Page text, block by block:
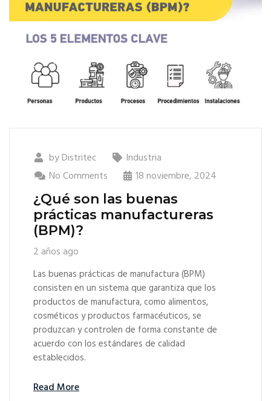
byDistritec
Industria
No Comments
18 noviembre, 2024
¿Qué son las buenas
prácticas manufactureras
(BPM)?
2 años ago
Las buenas prácticas de manufactura (BPM)
consisten en un sistema que garantiza que los
productos de manufactura, como alimentos,
cosméticos y productos farmacéuticos, se
produzcan y controlen de forma constante de
acuerdo con los estándares de calidad
establecidos.
Read More